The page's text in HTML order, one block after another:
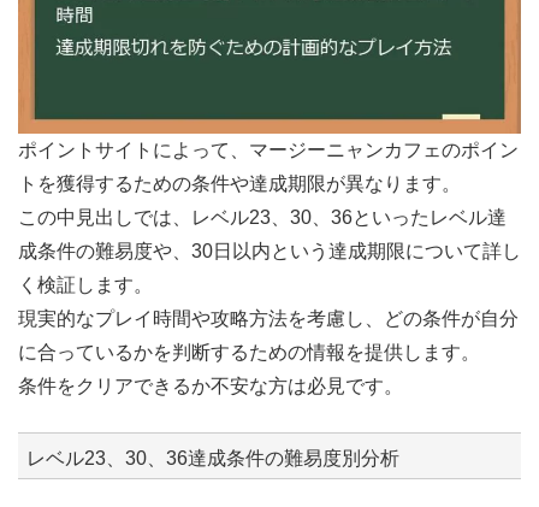
ポイントサイトによって、マージーニャンカフェのポイン
トを獲得するための条件や達成期限が異なります。
この中見出しでは、レベル23、30、36といったレベル達
成条件の難易度や、30日以内という達成期限について詳し
く検証します。
現実的なプレイ時間や攻略方法を考慮し、どの条件が自分
に合っているかを判断するための情報を提供します。
条件をクリアできるか不安な方は必見です。
レベル23、30、36達成条件の難易度別分析